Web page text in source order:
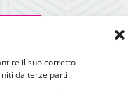
il suo corretto
da terze parti.